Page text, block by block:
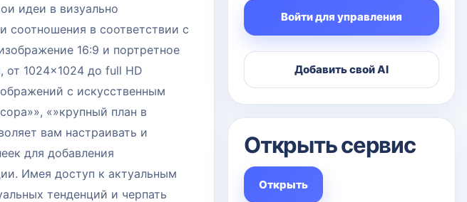
идеи в визуально
соотношения в соответствии с
16:9 и портретное
от 1024×1024 до full HD
с искусственным
«»крупный план в
вам настраивать и
для добавления
Имея доступ к актуальным
тенденций и черпать
Войти для управления
Добавить свой AI
Открыть сервис
Открыть